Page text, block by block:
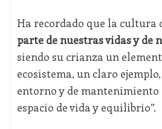
Ha recordado que la cultura
parte de nuestras vidas y de
siendo su crianza un
ecosistema, un claro
entorno y de mantenimiento
espacio de vida y equilibrio”.